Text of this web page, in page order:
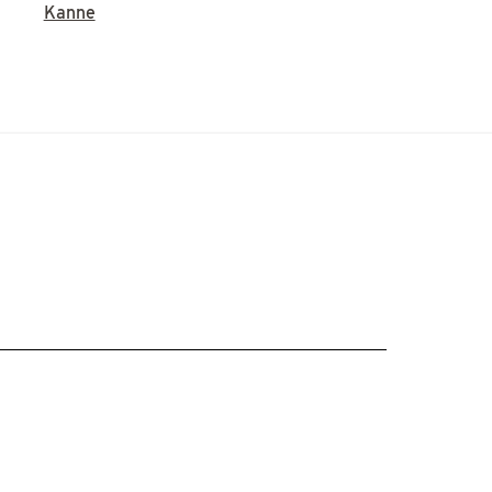
Kanne